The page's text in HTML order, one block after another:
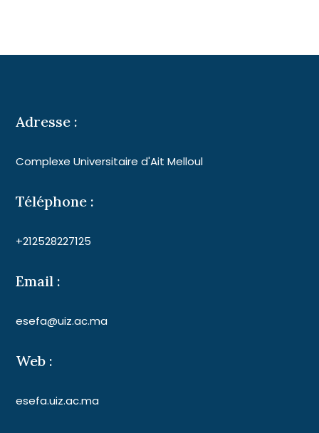
Adresse :
Complexe Universitaire d'Ait Melloul
Téléphone :
+212528227125
Email :
esefa@uiz.ac.ma
Web :
esefa.uiz.ac.ma